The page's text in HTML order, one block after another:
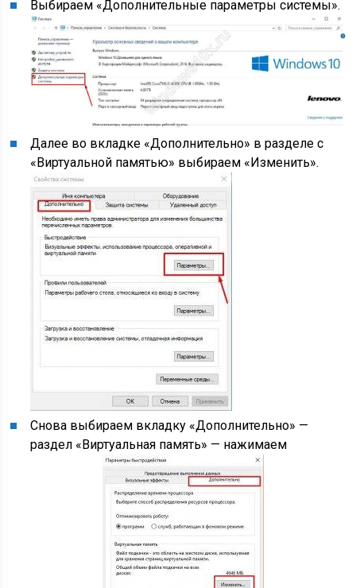
Выбираем «Дополнительные параметры системы».
Далее во вкладке «Дополнительно» в разделе с
«Виртуальной памятью» выбираем «Изменить».
Снова выбираем вкладку «Дополнительно» —
раздел «Виртуальная память» — нажимаем